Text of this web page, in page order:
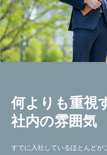
何よりも重視
社内の雰囲気
すでに入社しているほとんどが